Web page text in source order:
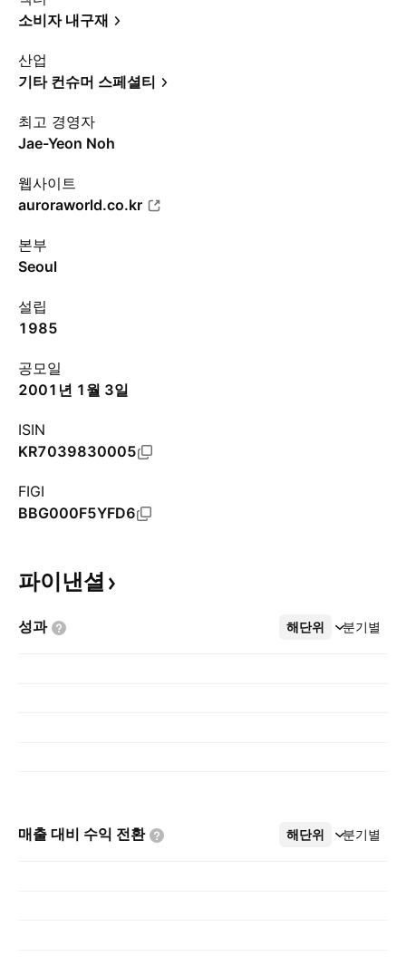
소비자 내구재
산업
기타 컨슈머 스페셜티
최고 경영자
Jae-Yeon Noh
웹사이트
auroraworld.co.kr
본부
Seoul
설립
1985
공모일
2001년 1월 3일
ISIN
KR7039830005
FIGI
BBG000F5YFD6
파이낸셜
성과 해단위 분기별
더보기
매출 대비 수익 전환 해단위 분기별
더보기